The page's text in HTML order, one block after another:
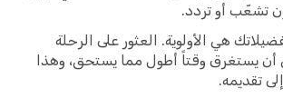
تشعّب أو تردد.
هي الأولوية. العثور على الرحلة
أن يستغرق وقتاً أطول مما يستحق، وهذا
تقديمه.